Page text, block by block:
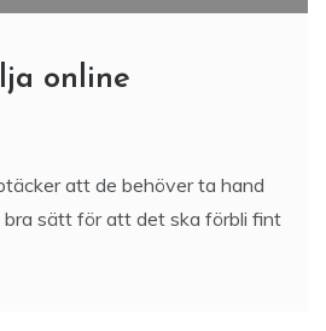
online
att de behöver ta hand
sätt för att det ska förbli fint